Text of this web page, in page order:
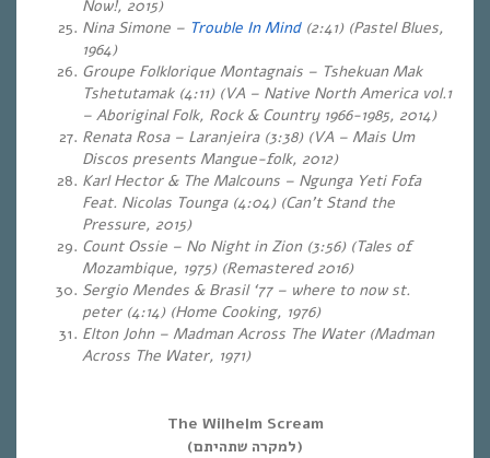
Now!, 2015)
Nina Simone – Trouble In Mind(2:41) (Pastel Blues,
1964)
Groupe Folklorique Montagnais – Tshekuan Mak
Tshetutamak (4:11) (VA – Native North America vol.1
– Aboriginal Folk, Rock & Country 1966-1985, 2014)
Renata Rosa – Laranjeira (3:38) (VA – Mais Um
Discos presents Mangue-folk, 2012)
Karl Hector & The Malcouns – Ngunga Yeti Fofa
Feat. Nicolas Tounga (4:04) (Can’t Stand the
Pressure, 2015)
Count Ossie – No Night in Zion (3:56) (Tales of
Mozambique, 1975) (Remastered 2016)
Sergio Mendes & Brasil ‘77 – where to now st.
peter (4:14) (Home Cooking, 1976)
Elton John – Madman Across The Water (Madman
Across The Water, 1971)
The Wilhelm Scream
(למקרה שתהיתם)